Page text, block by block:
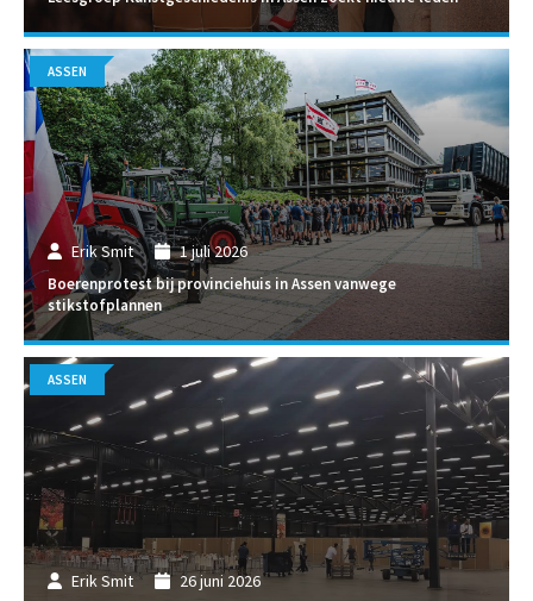
Erik Smit 1 juli 2026
Boerenprotest bij provinciehuis in Assen vanwege
stikstofplannen
ASSEN
Erik Smit 26 juni 2026
ASSEN